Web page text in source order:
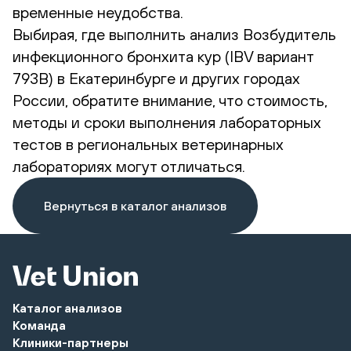
временные неудобства.
Выбирая, где выполнить анализ Возбудитель
инфекционного бронхита кур (IBV вариант
793В) в Екатеринбурге и других городах
России, обратите внимание, что стоимость,
методы и сроки выполнения лабораторных
тестов в региональных ветеринарных
лабораториях могут отличаться.
Вернуться в каталог анализов
Каталог анализов
Команда
Клиники-партнеры